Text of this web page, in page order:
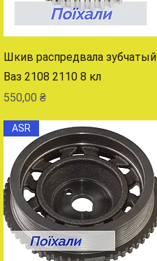
Быстрый просмотр
Шкив распредвала зубчатый
Ваз 2108 2110 8 кл
Цена
550,00 ₴
ASR